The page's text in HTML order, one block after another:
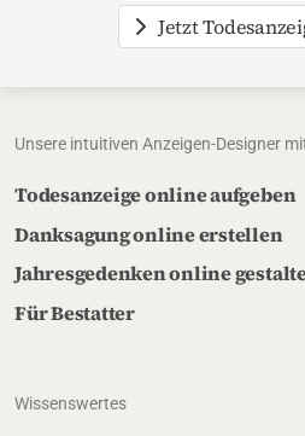
Jetzt
Unsere intuitiven Anzeigen-Designer
Todesanzeige online aufgeben
Danksagung online erstellen
Jahresgedenken online
Für Bestatter
Wissenswertes